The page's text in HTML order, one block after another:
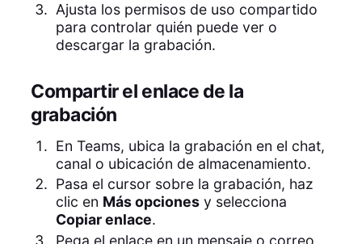
Ajusta los permisos de uso compartido
para controlar quién puede ver o
descargar la grabación.
Compartir el enlace de la
grabación
En Teams, ubica la grabación en el chat,
canal o ubicación de almacenamiento.
Pasa el cursor sobre la grabación, haz
clic en Más opciones y selecciona
Copiar enlace.
Pega el enlace en un mensaje o correo